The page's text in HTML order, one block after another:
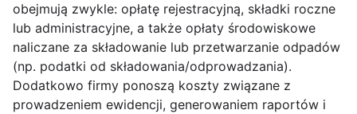
obejmują zwykle: opłatę rejestracyjną, składki roczne
lub administracyjne, a także opłaty środowiskowe
naliczane za składowanie lub przetwarzanie odpadów
(np. podatki od składowania/odprowadzania).
Dodatkowo firmy ponoszą koszty związane z
prowadzeniem ewidencji, generowaniem raportów i